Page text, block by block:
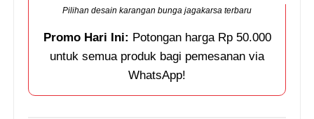
Pilihan desain karangan bunga jagakarsa terbaru
Promo Hari Ini: Potongan harga Rp 50.000
untuk semua produk bagi pemesanan via
WhatsApp!